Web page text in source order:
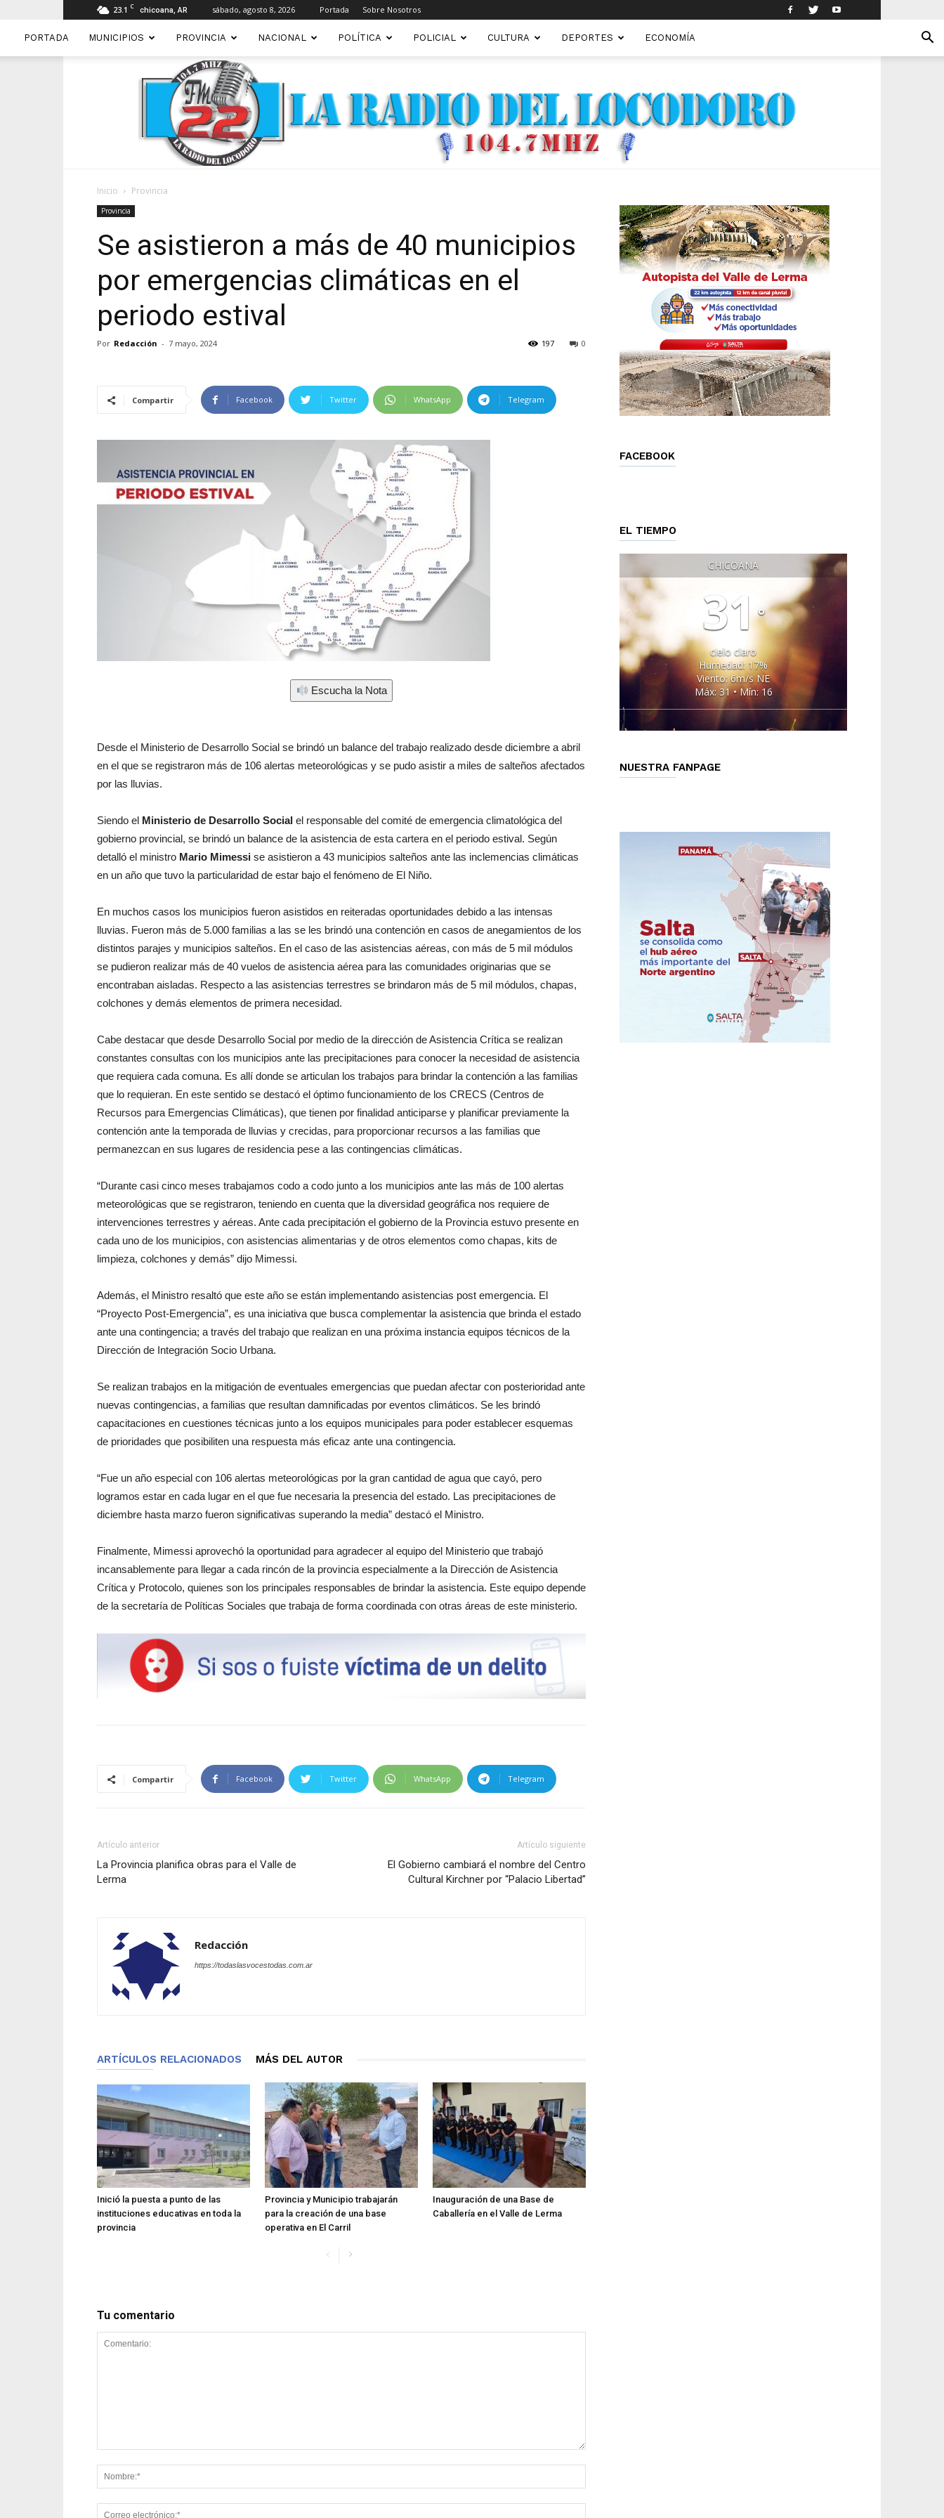
23.1 C chicoana, AR sábado, agosto 8, 2026 Portada Sobre Nosotros
PORTADA MUNICIPIOS PROVINCIA NACIONAL POLÍTICA POLICIAL CULTURA DEPORTES ECONOMÍA
Inicio Provincia
Provincia
Se asistieron a más de 40 municipios
por emergencias climáticas en el
periodo estival
Por Redacción - 7 mayo, 2024 0
197
Compartir Facebook Twitter WhatsApp Telegram
Escucha la Nota
Desde el Ministerio de Desarrollo Social se brindó un balance del trabajo realizado desde diciembre a abril
en el que se registraron más de 106 alertas meteorológicas y se pudo asistir a miles de salteños afectados
por las lluvias.
Siendo el Ministerio de Desarrollo Social el responsable del comité de emergencia climatológica del
gobierno provincial, se brindó un balance de la asistencia de esta cartera en el periodo estival. Según
detalló el ministro Mario Mimessi se asistieron a 43 municipios salteños ante las inclemencias climáticas
en un año que tuvo la particularidad de estar bajo el fenómeno de El Niño.
En muchos casos los municipios fueron asistidos en reiteradas oportunidades debido a las intensas
lluvias. Fueron más de 5.000 familias a las se les brindó una contención en casos de anegamientos de los
distintos parajes y municipios salteños. En el caso de las asistencias aéreas, con más de 5 mil módulos
se pudieron realizar más de 40 vuelos de asistencia aérea para las comunidades originarias que se
encontraban aisladas. Respecto a las asistencias terrestres se brindaron más de 5 mil módulos, chapas,
colchones y demás elementos de primera necesidad.
Cabe destacar que desde Desarrollo Social por medio de la dirección de Asistencia Crítica se realizan
constantes consultas con los municipios ante las precipitaciones para conocer la necesidad de asistencia
que requiera cada comuna. Es allí donde se articulan los trabajos para brindar la contención a las familias
que lo requieran. En este sentido se destacó el óptimo funcionamiento de los CRECS (Centros de
Recursos para Emergencias Climáticas), que tienen por finalidad anticiparse y planificar previamente la
contención ante la temporada de lluvias y crecidas, para proporcionar recursos a las familias que
permanezcan en sus lugares de residencia pese a las contingencias climáticas.
“Durante casi cinco meses trabajamos codo a codo junto a los municipios ante las más de 100 alertas
meteorológicas que se registraron, teniendo en cuenta que la diversidad geográfica nos requiere de
intervenciones terrestres y aéreas. Ante cada precipitación el gobierno de la Provincia estuvo presente en
cada uno de los municipios, con asistencias alimentarias y de otros elementos como chapas, kits de
limpieza, colchones y demás” dijo Mimessi.
Además, el Ministro resaltó que este año se están implementando asistencias post emergencia. El
“Proyecto Post-Emergencia”, es una iniciativa que busca complementar la asistencia que brinda el estado
ante una contingencia; a través del trabajo que realizan en una próxima instancia equipos técnicos de la
Dirección de Integración Socio Urbana.
Se realizan trabajos en la mitigación de eventuales emergencias que puedan afectar con posterioridad ante
nuevas contingencias, a familias que resultan damnificadas por eventos climáticos. Se les brindó
capacitaciones en cuestiones técnicas junto a los equipos municipales para poder establecer esquemas
de prioridades que posibiliten una respuesta más eficaz ante una contingencia.
“Fue un año especial con 106 alertas meteorológicas por la gran cantidad de agua que cayó, pero
logramos estar en cada lugar en el que fue necesaria la presencia del estado. Las precipitaciones de
diciembre hasta marzo fueron significativas superando la media” destacó el Ministro.
Finalmente, Mimessi aprovechó la oportunidad para agradecer al equipo del Ministerio que trabajó
incansablemente para llegar a cada rincón de la provincia especialmente a la Dirección de Asistencia
Crítica y Protocolo, quienes son los principales responsables de brindar la asistencia. Este equipo depende
de la secretaría de Políticas Sociales que trabaja de forma coordinada con otras áreas de este ministerio.
Compartir Facebook Twitter WhatsApp Telegram
Artículo anterior
La Provincia planifica obras para el Valle de
Lerma
Artículo siguiente
El Gobierno cambiará el nombre del Centro
Cultural Kirchner por “Palacio Libertad”
Redacción
https://todaslasvocestodas.com.ar
ARTÍCULOS RELACIONADOS MÁS DEL AUTOR
Inició la puesta a punto de las
instituciones educativas en toda la
provincia
Provincia y Municipio trabajarán
para la creación de una base
operativa en El Carril
Inauguración de una Base de
Caballería en el Valle de Lerma
Tu comentario
FACEBOOK
EL TIEMPO
CHICOANA
31°
cielo claro
Humedad: 17%
Viento: 6m/s NE
Máx: 31 • Mín: 16
NUESTRA FANPAGE